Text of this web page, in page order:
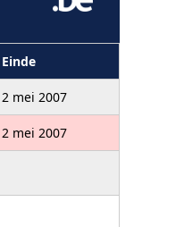
Einde
2 mei 2007
2 mei 2007